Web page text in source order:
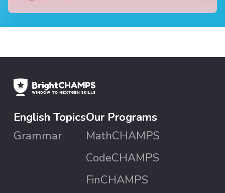
English Topics
Grammar
Our Programs
MathCHAMPS
CodeCHAMPS
FinCHAMPS